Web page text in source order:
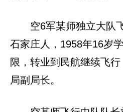
空6军某师独立大队
石家庄人，1958年16岁
限，转业到民航继续飞
局副局长。